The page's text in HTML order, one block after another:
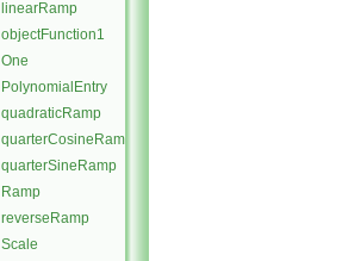
linearRamp
objectFunction1
One
PolynomialEntry
quadraticRamp
quarterCosineRamp
quarterSineRamp
Ramp
reverseRamp
Scale